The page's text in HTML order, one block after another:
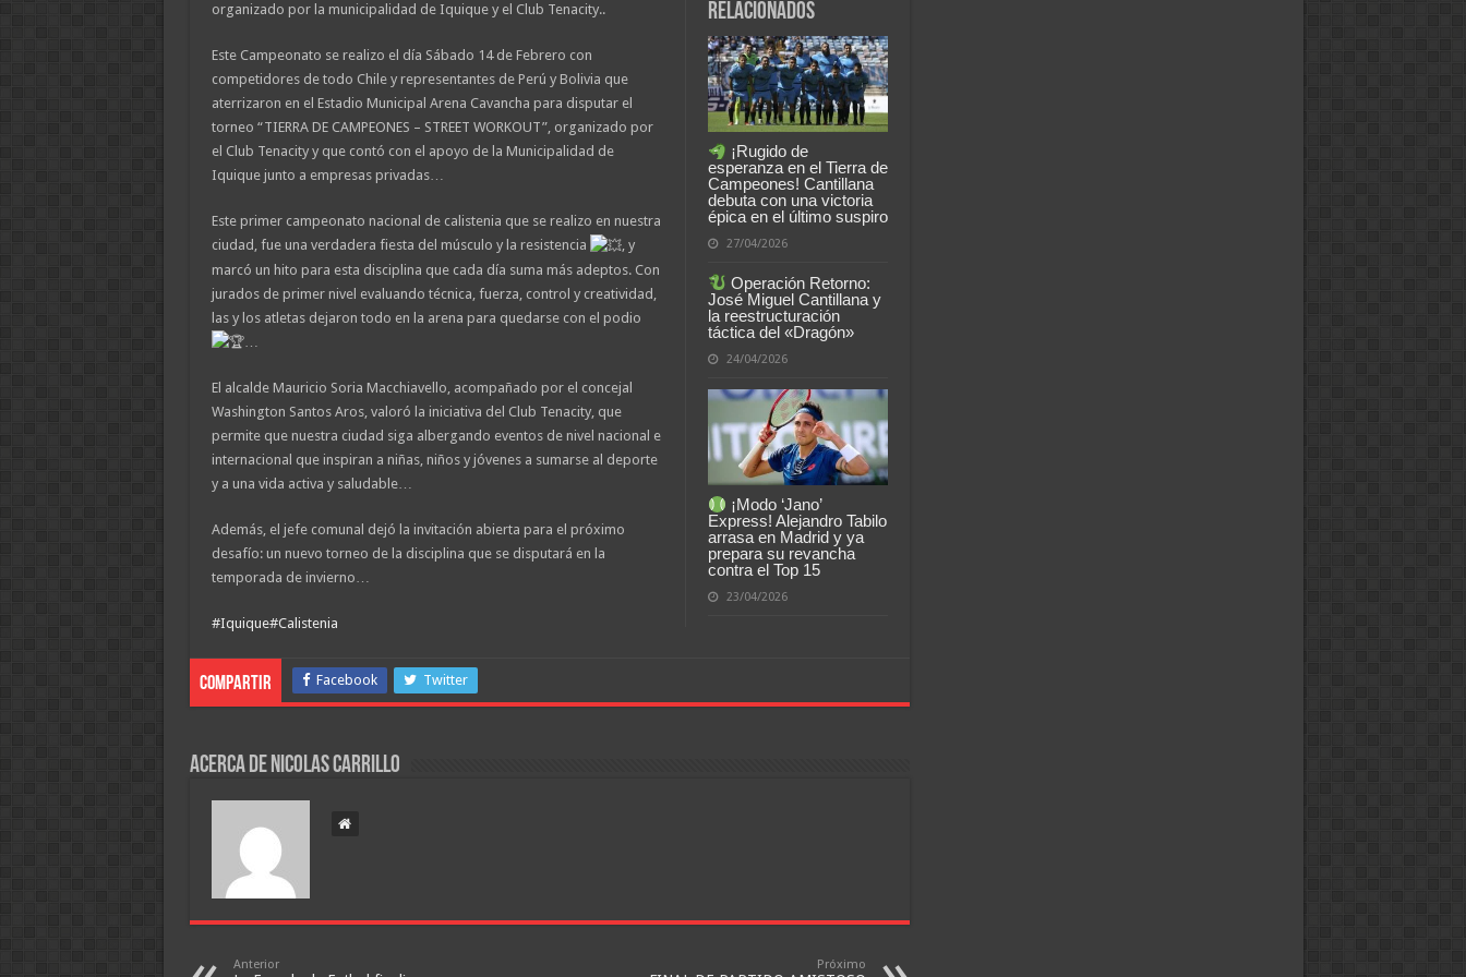
relacionados
¡Rugido de
esperanza en el Tierra de
Campeones! Cantillana
debuta con una victoria
épica en el último suspiro
27/04/2026
Operación Retorno:
José Miguel Cantillana y
la reestructuración
táctica del «Dragón»
24/04/2026
¡Modo ‘Jano’
Express! Alejandro Tabilo
arrasa en Madrid y ya
prepara su revancha
contra el Top 15
23/04/2026
organizado por la municipalidad de Iquique y el Club Tenacity..
Este Campeonato se realizo el día Sábado 14 de Febrero con
competidores de todo Chile y representantes de Perú y Bolivia que
aterrizaron en el Estadio Municipal Arena Cavancha para disputar el
torneo “TIERRA DE CAMPEONES – STREET WORKOUT”, organizado por
el Club Tenacity y que contó con el apoyo de la Municipalidad de
Iquique junto a empresas privadas…
Este primer campeonato nacional de calistenia que se realizo en nuestra
ciudad, fue una verdadera fiesta del músculo y la resistencia
, y
marcó un hito para esta disciplina que cada día suma más adeptos. Con
jurados de primer nivel evaluando técnica, fuerza, control y creatividad,
las y los atletas dejaron todo en la arena para quedarse con el podio
…
El alcalde Mauricio Soria Macchiavello, acompañado por el concejal
Washington Santos Aros, valoró la iniciativa del Club Tenacity, que
permite que nuestra ciudad siga albergando eventos de nivel nacional e
internacional que inspiran a niñas, niños y jóvenes a sumarse al deporte
y a una vida activa y saludable…
Además, el jefe comunal dejó la invitación abierta para el próximo
desafío: un nuevo torneo de la disciplina que se disputará en la
temporada de invierno…
#Iquique#Calistenia
Compartir Facebook Twitter
Acerca de Nicolas Carrillo
Anterior Próximo